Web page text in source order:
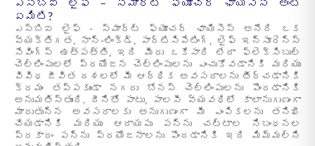
ఎస్‌బిఐ లైఫ్ – స్మార్ట్ ఫ్యూచర్ ఛాయిసెస్ అంటే
ఏమిటి?
ఎస్‌బిఐ లైఫ్ - స్మార్ట్ ఫ్యూచర్ ఛాయిసెస్ అనేది ఒక
వ్యక్తిగత, నాన్-లింక్డ్, పార్టిసిపేటింగ్, లైఫ్ ఇన్సూరెన్స్
సేవింగ్స్ ఉత్పత్తి, ఇది మీరు ఒకేసారి లేదా ఫ్లెక్సిబుల్
చెల్లింపులలో ప్రయోజన చెల్లింపులను ఎంచుకోవడానికి మరియు
వివిధ జీవిత దశలలో మీ ఆర్థిక అవసరాలను తీర్చడానికి
క్రమం తప్పకుండా నగదు బోనస్ చెల్లింపులను పొందడానికి
అనుమతిస్తుంది. దీనితో పాటు, పాలసీ వ్యవధిలో కాలానుగుణంగా
మారుతున్న అవసరాలకు అనుగుణంగా మీ ఎంపికలను తనిఖీ
చేయడానికి మరియు ఆదాయపు పన్ను చట్టాల నిబంధనల
ప్రకారం పన్ను ప్రయోజనాలను పొందడానికి ఇది మిమ్మల్ని